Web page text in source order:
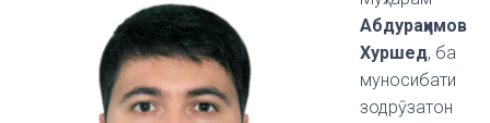
T
I
O
Абдураҳимов
Хуршед, ба
муносибати
зодрӯзатон